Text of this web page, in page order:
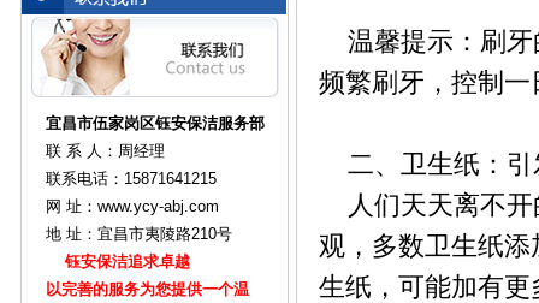
宜昌市伍家岗区钰安保洁服务部
联 系 人：周经理
联系电话：15871641215
网 址：www.ycy-abj.com
地 址：宜昌市夷陵路210号
钰安保洁追求卓越
以完善的服务为您提供一个温
温馨提示：刷牙
频繁刷牙，控制一
二、卫生纸：引
人们天天离不开
观，多数卫生纸
生纸，可能加有